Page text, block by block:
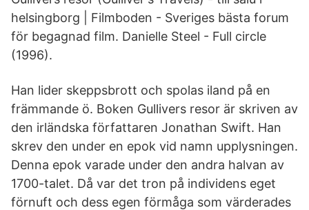
helsingborg | Filmboden - Sveriges bästa forum
för begagnad film. Danielle Steel - Full circle
(1996).
Han lider skeppsbrott och spolas iland på en
främmande ö. Boken Gullivers resor är skriven av
den irländska författaren Jonathan Swift. Han
skrev den under en epok vid namn upplysningen.
Denna epok varade under den andra halvan av
1700-talet. Då var det tron på individens eget
förnuft och dess egen förmåga som värderades